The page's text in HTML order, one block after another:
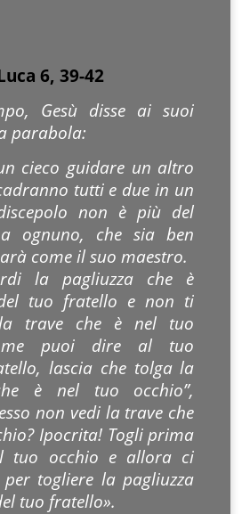
6, 39-42
Gesù disse ai suoi
parabola:
cieco guidare un altro
tutti e due in un
non è più del
ognuno, che sia ben
come il suo maestro.
la pagliuzza che è
del tuo fratello e non ti
trave che è nel tuo
puoi dire al tuo
lascia che tolga la
è nel tuo occhio”,
non vedi la trave che
Ipocrita! Togli prima
tuo occhio e allora ci
per togliere la pagliuzza
tuo fratello».